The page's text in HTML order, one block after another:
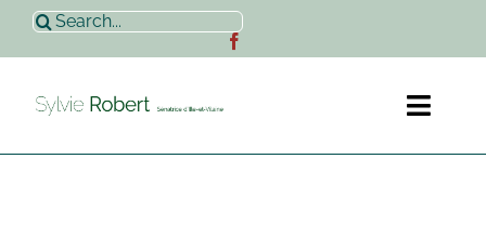
Passer
contenu
Rechercher: